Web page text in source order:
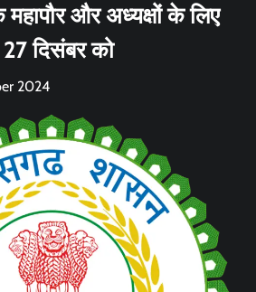
और अध्यक्षों के लिए
दिसंबर को
2024